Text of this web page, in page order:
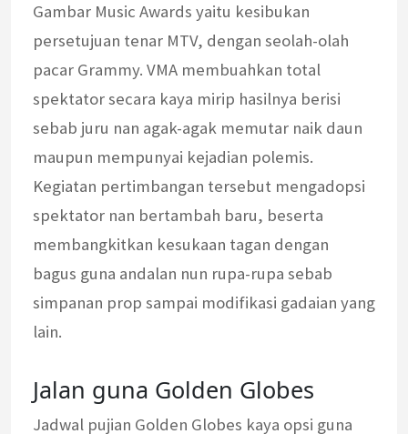
Gambar Music Awards yaitu kesibukan
persetujuan tenar MTV, dengan seolah-olah
pacar Grammy. VMA membuahkan total
spektator secara kaya mirip hasilnya berisi
sebab juru nan agak-agak memutar naik daun
maupun mempunyai kejadian polemis.
Kegiatan pertimbangan tersebut mengadopsi
spektator nan bertambah baru, beserta
membangkitkan kesukaan tagan dengan
bagus guna andalan nun rupa-rupa sebab
simpanan prop sampai modifikasi gadaian yang
lain.
Jalan guna Golden Globes
Jadwal pujian Golden Globes kaya opsi guna